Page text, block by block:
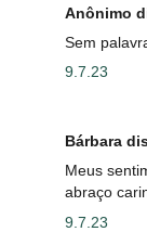
Anônimo
Sem
9.7.23
Bárbara
Meus
abraço
9.7.23